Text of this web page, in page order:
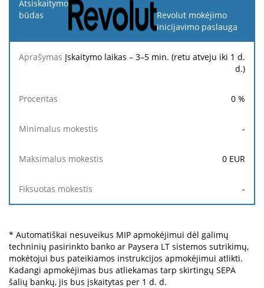
Revolut mokėjimo
inicijavimo paslauga
Įskaitymo laikas – 3–5 min. (retu atveju iki 1 d.
d.)
0 %
-
0 EUR
-
* Automatiškai nesuveikus MIP apmokėjimui dėl galimų
techninių pasirinkto banko ar Paysera LT sistemos sutrikimų,
mokėtojui bus pateikiamos instrukcijos apmokėjimui atlikti.
Kadangi apmokėjimas bus atliekamas tarp skirtingų SEPA
šalių bankų, jis bus įskaitytas per 1 d. d.